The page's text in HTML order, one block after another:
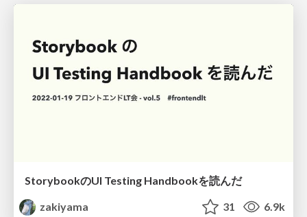
StorybookのUI Testing Handbookを読んだ
zakiyama
31 6.9k